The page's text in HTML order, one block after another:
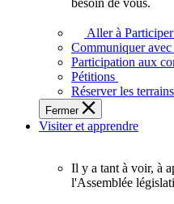
plein
potentiel,
l'Assemblée
a
besoin
de
besoin de vous.
Aller à Participer
Communiquer
Participation aux
Pétitions
Réserver les terrains
Fermer
Visiter et apprendre
Il y a tant à voir, à
l'Assemblée